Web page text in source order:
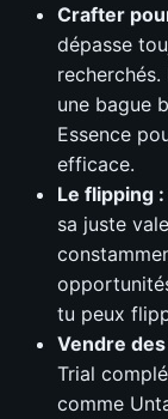
Crafter
dépasse
recherchés.
une bague
Essence
efficace.
Le flipping :
sa juste
tu peux
Vendre
Trial
comme